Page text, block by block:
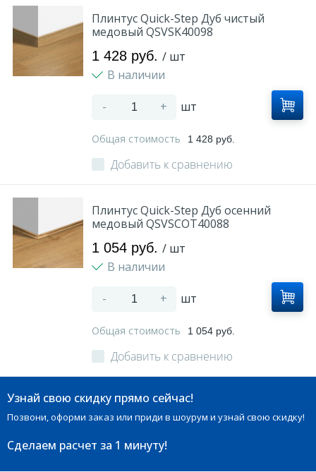
Плинтус Quick-Step Дуб чистый
медовый QSVSK40098
1 428 руб. / шт
В наличии
- + шт
Общая стоимость 1 428 руб.
Добавить к сравнению
Плинтус Quick-Step Дуб осенний
медовый QSVSCOT40088
1 054 руб. / шт
В наличии
- + шт
Общая стоимость 1 054 руб.
Добавить к сравнению
Узнай свою скидку прямо сейчас!
Позвони, оформи заказ или приди в шоурум и узнай свою скидку!
Сделаем расчет за 1 минуту!